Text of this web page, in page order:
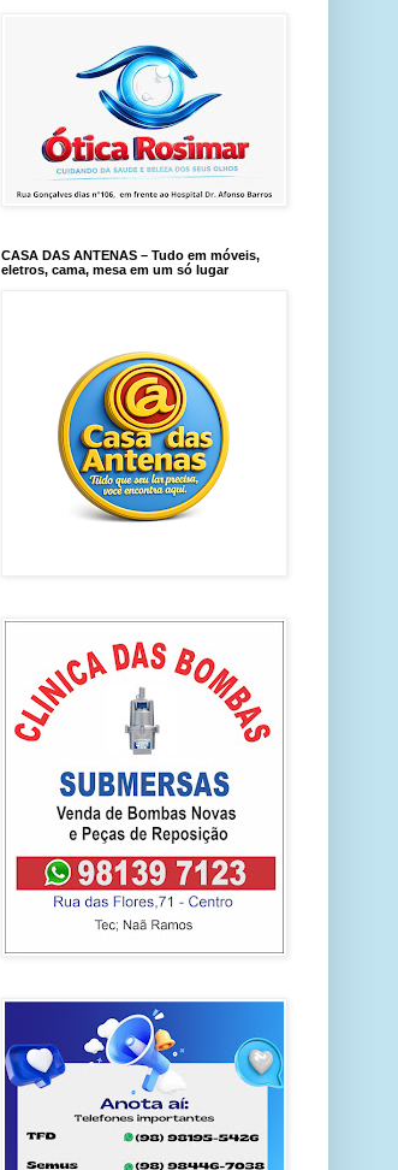
CASA DAS ANTENAS – Tudo em móveis,
eletros, cama, mesa em um só lugar